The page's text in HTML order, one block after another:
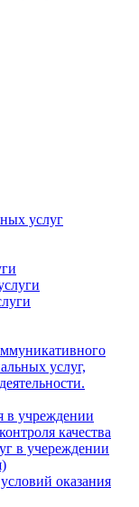
услуг
услуг,
в учреждении
качества
в учереждении
оказания